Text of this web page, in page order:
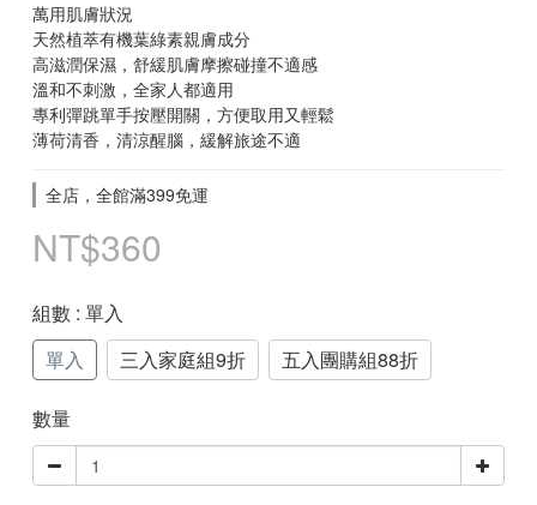
萬用肌膚狀況
天然植萃有機葉綠素親膚成分
高滋潤保濕，舒緩肌膚摩擦碰撞不適感
溫和不刺激，全家人都適用
專利彈跳單手按壓開關，方便取用又輕鬆
薄荷清香，清涼醒腦，緩解旅途不適
全店，全館滿399免運
NT$360
組數 : 單入
單入
三入家庭組9折 五入團購組88折
數量